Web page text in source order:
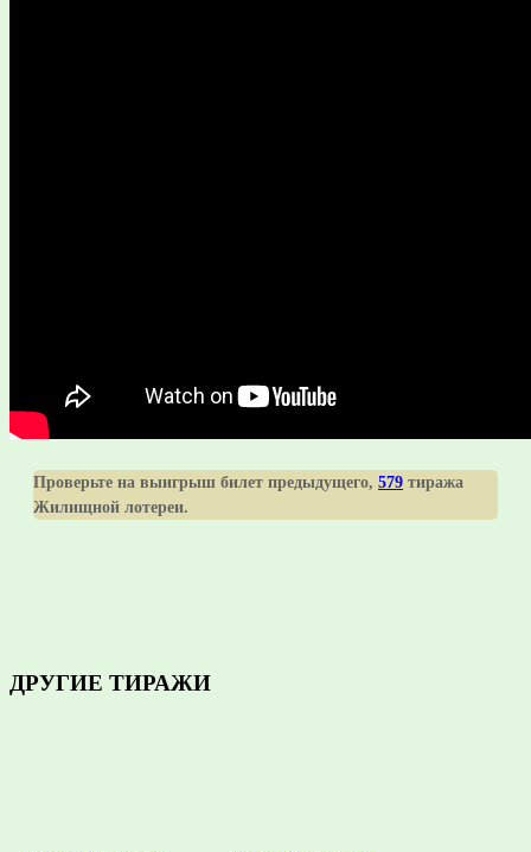
Проверьте на выигрыш билет предыдущего, 579 тиража
Жилищной лотереи.
ДРУГИЕ ТИРАЖИ